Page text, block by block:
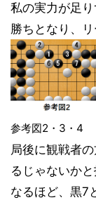
私の実力が足
勝ちとなり、
参考図2・3・4
局後に観戦者
るじゃないかと
なるほど、黒7